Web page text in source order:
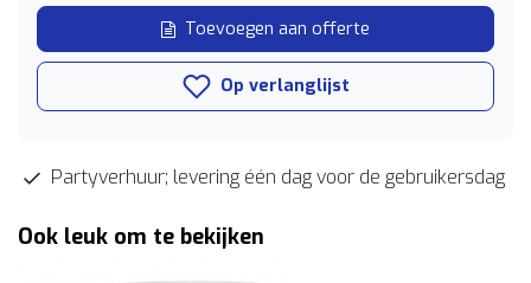
Toevoegen aan offerte
Op verlanglijst
Partyverhuur; levering één dag voor de gebruikersdag
Ook leuk om te bekijken